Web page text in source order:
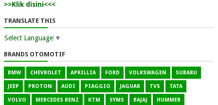
>>Klik disini<<<
TRANSLATE THIS
Select Language ▼
BRANDS OTOMOTIF
BMW CHEVROLET APRILLIA FORD VOLKSWAGEN SUBARU
JEEP PROTON AUDI PIAGGIO JAGUAR TVS TATA
VOLVO MERCEDES BENZ KTM SYMS BAJAJ HUMMER